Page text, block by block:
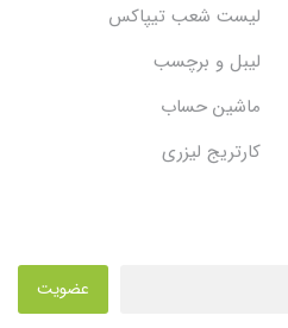
لیست شعب تیپاکس
لیبل و برچسب
ماشین حساب
کارتریج لیزری
عضویت